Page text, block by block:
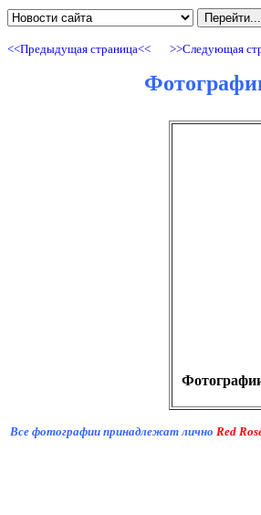
<<Предыдущая страница<< >>Cледующая
Все фотографии принадлежат лично Red